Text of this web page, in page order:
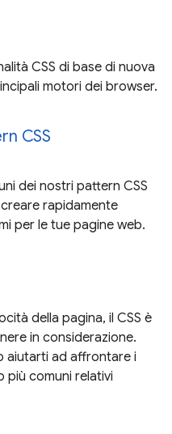
CSS di base di nuova
motori dei browser.
CSS
dei nostri pattern CSS
rapidamente
per le tue pagine web.
della pagina, il CSS è
in considerazione.
aiutarti ad affrontare i
più comuni relativi